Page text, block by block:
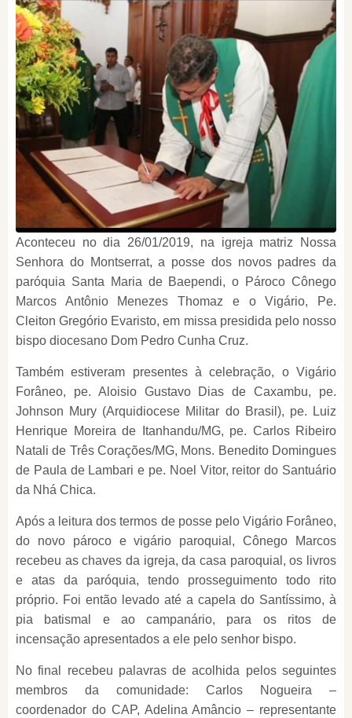
Aconteceu no dia 26/01/2019, na igreja matriz Nossa
Senhora do Montserrat, a posse dos novos padres da
paróquia Santa Maria de Baependi, o Pároco Cônego
Marcos Antônio Menezes Thomaz e o Vigário, Pe.
Cleiton Gregório Evaristo, em missa presidida pelo nosso
bispo diocesano Dom Pedro Cunha Cruz.
Também estiveram presentes à celebração, o Vigário
Forâneo, pe. Aloisio Gustavo Dias de Caxambu, pe.
Johnson Mury (Arquidiocese Militar do Brasil), pe. Luiz
Henrique Moreira de Itanhandu/MG, pe. Carlos Ribeiro
Natali de Três Corações/MG, Mons. Benedito Domingues
de Paula de Lambari e pe. Noel Vitor, reitor do Santuário
da Nhá Chica.
Após a leitura dos termos de posse pelo Vigário Forâneo,
do novo pároco e vigário paroquial, Cônego Marcos
recebeu as chaves da igreja, da casa paroquial, os livros
e atas da paróquia, tendo prosseguimento todo rito
próprio. Foi então levado até a capela do Santíssimo, à
pia batismal e ao campanário, para os ritos de
incensação apresentados a ele pelo senhor bispo.
No final recebeu palavras de acolhida pelos seguintes
membros da comunidade: Carlos Nogueira –
coordenador do CAP, Adelina Amâncio – representante